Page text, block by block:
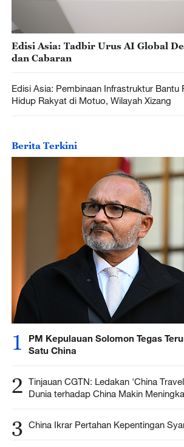
Edisi Asia: Tadbir Urus AI Global
dan Cabaran
Edisi Asia: Pembinaan Infrastruktur Bantu
Hidup Rakyat di Motuo, Wilayah Xizang
Berita Terkini
1
PM Kepulauan Solomon Tegas
Satu China
2 Tinjauan CGTN: Ledakan 'China
Dunia terhadap China Makin
3 China Ikrar Pertahan Kepentingan